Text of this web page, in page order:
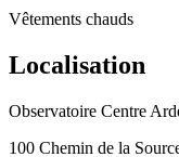
Vêtements chauds
Localisation
Observatoire Centre
100 Chemin de la